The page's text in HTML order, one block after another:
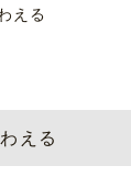
える
える